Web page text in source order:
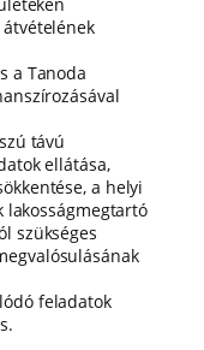
a Tanoda
távú
ellátása,
a helyi
lakosságmegtartó
szükséges
feladatok